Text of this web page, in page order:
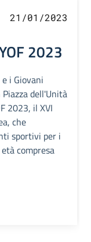
21/01/2023
2023
i Giovani
dell'Unità
2023, il XVI
che
sportivi per i
compresa